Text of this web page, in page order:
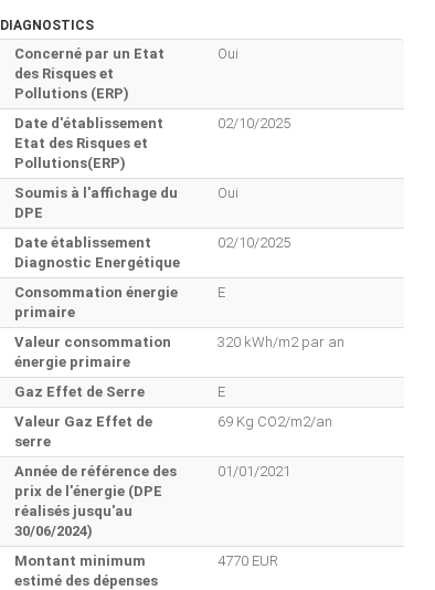
DIAGNOSTICS
Concerné par un Etat
des Risques et
Pollutions (ERP)
Oui
Date d'établissement
Etat des Risques et
Pollutions(ERP)
02/10/2025
Soumis à l'affichage du
DPE
Oui
Date établissement
Diagnostic Energétique
02/10/2025
Consommation énergie
primaire
E
Valeur consommation
énergie primaire
320 kWh/m2 par an
Gaz Effet de Serre
E
Valeur Gaz Effet de
serre
69 Kg CO2/m2/an
Année de référence des
prix de l'énergie (DPE
réalisés jusqu'au
30/06/2024)
01/01/2021
Montant minimum
estimé des dépenses
4770 EUR